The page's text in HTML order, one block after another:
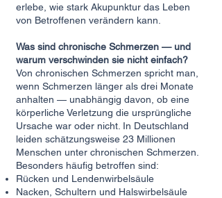
erlebe, wie stark Akupunktur das Leben
von Betroffenen verändern kann.
Was sind chronische Schmerzen — und
warum verschwinden sie nicht einfach?
Von chronischen Schmerzen spricht man,
wenn Schmerzen länger als drei Monate
anhalten — unabhängig davon, ob eine
körperliche Verletzung die ursprüngliche
Ursache war oder nicht. In Deutschland
leiden schätzungsweise 23 Millionen
Menschen unter chronischen Schmerzen.
Besonders häufig betroffen sind:
Rücken und Lendenwirbelsäule
Nacken, Schultern und Halswirbelsäule